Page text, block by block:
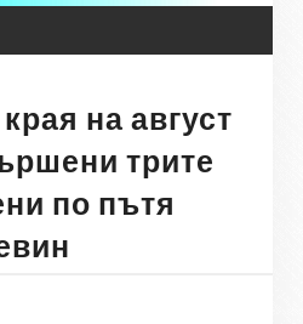
на август
трите
по пътя